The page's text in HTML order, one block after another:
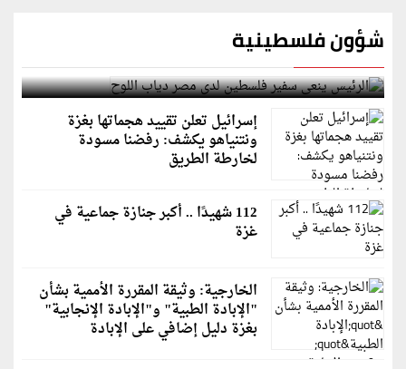
شؤون فلسطينية
الرئيس ينعى سفير فلسطين لدى مصر دياب اللوح
إسرائيل تعلن تقييد هجماتها بغزة
ونتنياهو يكشف: رفضنا مسودة
لخارطة الطريق
112 شهيدًا .. أكبر جنازة جماعية في
غزة
الخارجية: وثيقة المقررة الأممية بشأن
"الإبادة الطبية" و"الإبادة الإنجابية"
بغزة دليل إضافي على الإبادة